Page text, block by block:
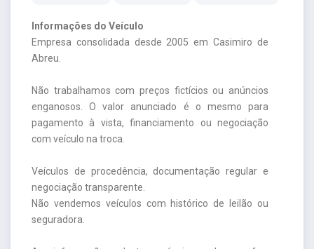
Informações do Veículo
Empresa consolidada desde 2005 em Casimiro de
Abreu.
Não trabalhamos com preços fictícios ou anúncios
enganosos. O valor anunciado é o mesmo para
pagamento à vista, financiamento ou negociação
com veículo na troca.
Veículos de procedência, documentação regular e
negociação transparente.
Não vendemos veículos com histórico de leilão ou
seguradora.